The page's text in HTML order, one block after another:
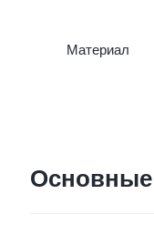
Материал
Основные